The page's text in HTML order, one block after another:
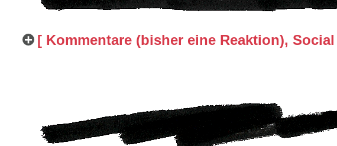
[ Kommentare (bisher eine Reaktion),